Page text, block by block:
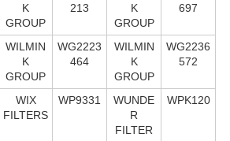
K
GROUP
213
K
GROUP
697
WILMIN
K
GROUP
WG2223
464
WILMIN
K
GROUP
WG2236
572
WIX
FILTERS
WP9331
WUNDE
R
FILTER
WPK120